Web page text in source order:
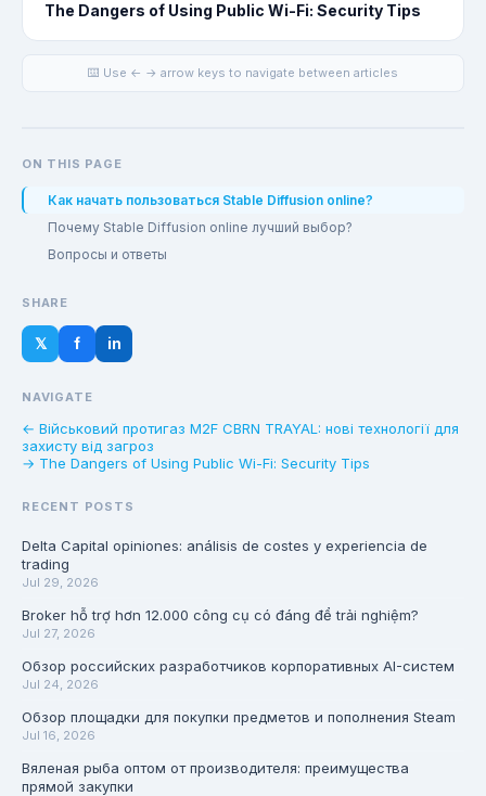
The Dangers of Using Public Wi-Fi: Security Tips
⌨️ Use ← → arrow keys to navigate between articles
ON THIS PAGE
Как начать пользоваться Stable Diffusion online?
Почему Stable Diffusion online лучший выбор?
Вопросы и ответы
SHARE
𝕏 f in
NAVIGATE
← Військовий протигаз M2F CBRN TRAYAL: нові технології для
захисту від загроз
→ The Dangers of Using Public Wi-Fi: Security Tips
RECENT POSTS
Delta Capital opiniones: análisis de costes y experiencia de
trading
Jul 29, 2026
Broker hỗ trợ hơn 12.000 công cụ có đáng để trải nghiệm?
Jul 27, 2026
Обзор российских разработчиков корпоративных AI-систем
Jul 24, 2026
Обзор площадки для покупки предметов и пополнения Steam
Jul 16, 2026
Вяленая рыба оптом от производителя: преимущества
прямой закупки